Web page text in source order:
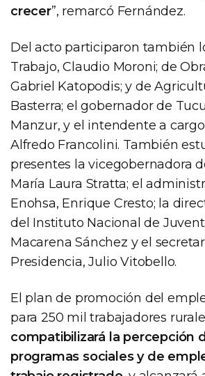
crecer”, remarcó Fernández.
Del acto participaron también
Trabajo, Claudio Moroni; de
Gabriel Katopodis; y de
Basterra; el gobernador de
Manzur, y el intendente a
Alfredo Francolini. También
presentes la vicegobernadora
María Laura Stratta; el
Enohsa, Enrique Cresto; la
del Instituto Nacional de
Macarena Sánchez y el
Presidencia, Julio Vitobello.
El plan de promoción del
para 250 mil trabajadores
compatibilizará la percepción
programas sociales y de